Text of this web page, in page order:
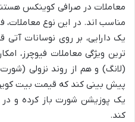
معاملات در صرافی کوینکس
مناسب اند. در این نوع
یک دارایی، بر روی نوسانات
ترین ویژگی معاملات فیوچرز،
(لانگ) و هم از روند نزولی
پیش بینی کند که قیمت بیت
یک پوزیشن شورت باز کرده و
کند.